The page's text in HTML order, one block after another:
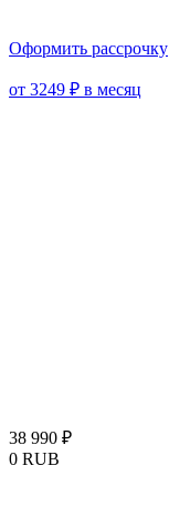
Оформить рассрочку
от 3249 ₽ в месяц
38 990 ₽
0 RUB